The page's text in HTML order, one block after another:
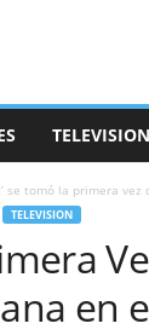
TELEVISION
se tomó la primera vez
TELEVISION
en